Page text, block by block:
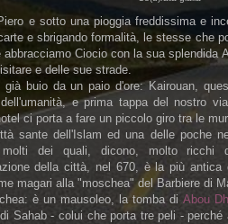
e sotto una pioggia freddissima e
e sbrigando formalità, le stesse che
Ciocio con la sua splendida
e delle sue strade.
buio da un paio d'ore: Kairouan,
e prima tappa del nostro
ci porta a fare un piccolo giro tra le
sante dell'Islam ed una delle poche
molti dei quali, dicono, molto
della città, nel 670, è la più
magari alla "moschea" del Barbiere di
è un mausoleo, la tomba di Abou
Sahab - colui che porta tre peli -